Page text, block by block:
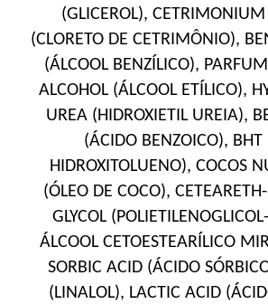
(GLICEROL), CETRIMONIUM
(CLORETO DE CETRIMÔNIO),
(ÁLCOOL BENZÍLICO),
ALCOHOL (ÁLCOOL ETÍLICO),
UREA (HIDROXIETIL UREIA),
(ÁCIDO BENZOICO), BHT
HIDROXITOLUENO), COCOS
(ÓLEO DE COCO),
GLYCOL
ÁLCOOL CETOESTEARÍLICO
SORBIC ACID (ÁCIDO
(LINALOL), LACTIC ACID